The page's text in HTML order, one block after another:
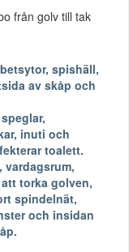
från golv till tak
spishäll,
av skåp och
inuti och
toalett.
vardagsrum,
torka golven,
spindelnät,
och insidan